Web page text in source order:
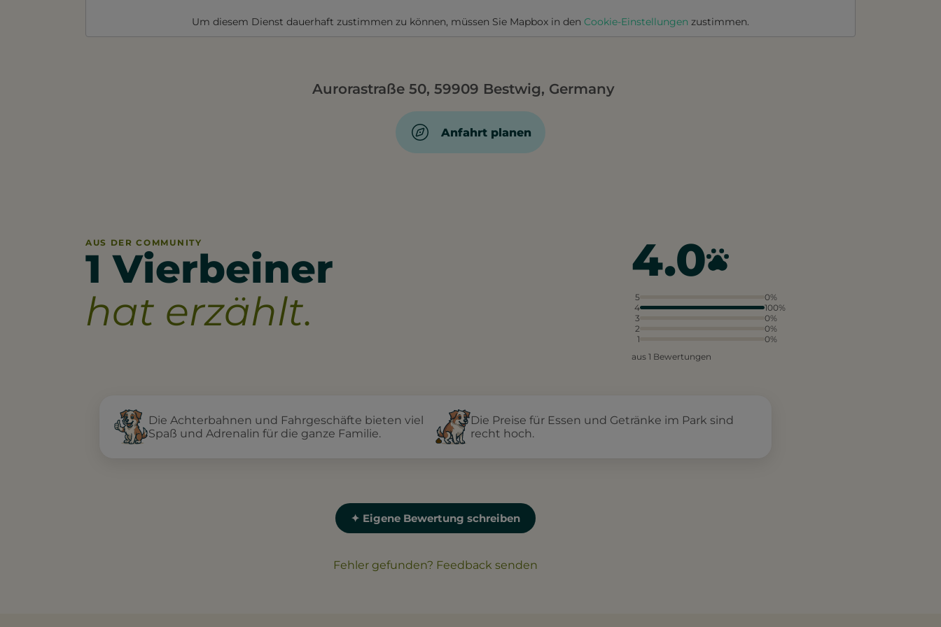
Um diesem Dienst dauerhaft zustimmen zu können, müssen Sie Mapbox in den Cookie-Einstellungen zustimmen.
Aurorastraße 50, 59909 Bestwig, Germany
Anfahrt planen
AUS DER COMMUNITY
1 Vierbeiner
hat erzählt.
4.0
5
0%
4
100%
3
0%
2
0%
1
0%
aus 1 Bewertungen
Die Achterbahnen und Fahrgeschäfte bieten viel
Spaß und Adrenalin für die ganze Familie.
Die Preise für Essen und Getränke im Park sind
recht hoch.
✦ Eigene Bewertung schreiben
Fehler gefunden? Feedback senden